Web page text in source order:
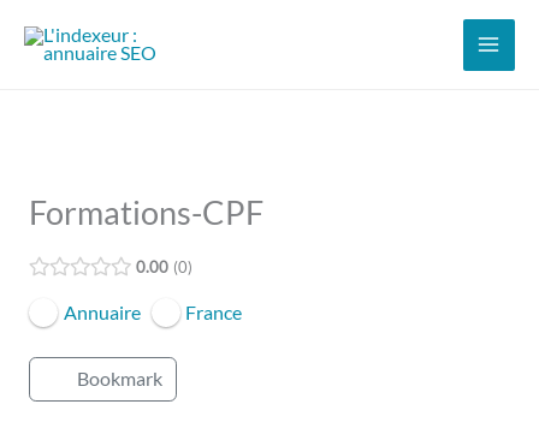
Formations-CPF
0.00 0
Annuaire France
Bookmark